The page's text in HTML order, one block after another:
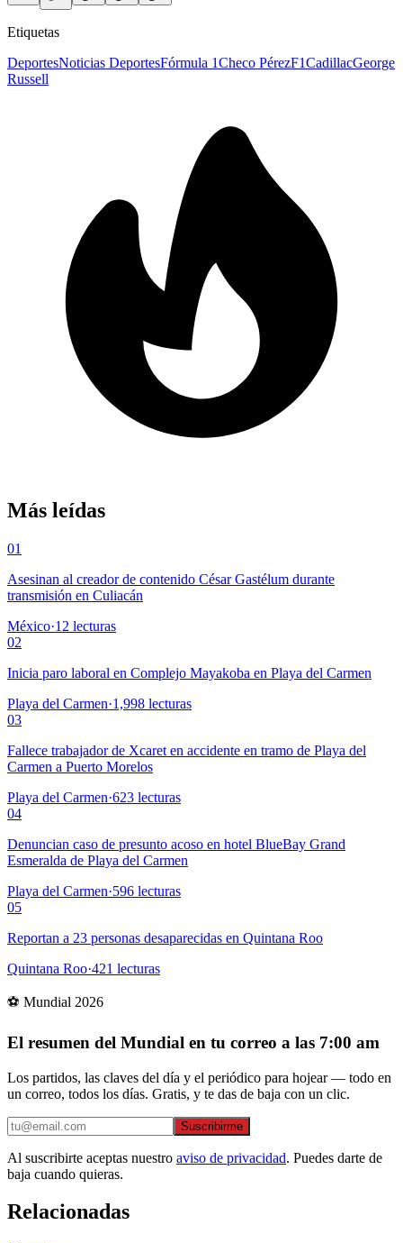
Etiquetas
DeportesNoticias DeportesFórmula 1Checo PérezF1CadillacGeorge
Russell
Más leídas
01
Asesinan al creador de contenido César Gastélum durante
transmisión en Culiacán
México·12 lecturas
02
Inicia paro laboral en Complejo Mayakoba en Playa del Carmen
Playa del Carmen·1,998 lecturas
03
Fallece trabajador de Xcaret en accidente en tramo de Playa del
Carmen a Puerto Morelos
Playa del Carmen·623 lecturas
04
Denuncian caso de presunto acoso en hotel BlueBay Grand
Esmeralda de Playa del Carmen
Playa del Carmen·596 lecturas
05
Reportan a 23 personas desaparecidas en Quintana Roo
Quintana Roo·421 lecturas
⚽ Mundial 2026
El resumen del Mundial en tu correo a las 7:00 am
Los partidos, las claves del día y el periódico para hojear — todo en
un correo, todos los días. Gratis, y te das de baja con un clic.
Suscribirme
Al suscribirte aceptas nuestro aviso de privacidad. Puedes darte de
baja cuando quieras.
Relacionadas